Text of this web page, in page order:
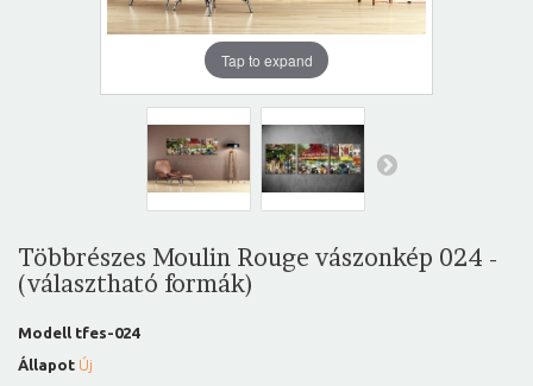
Tap to expand
Többrészes Moulin Rouge vászonkép 024 -
(választható formák)
Modell tfes-024
Állapot Új